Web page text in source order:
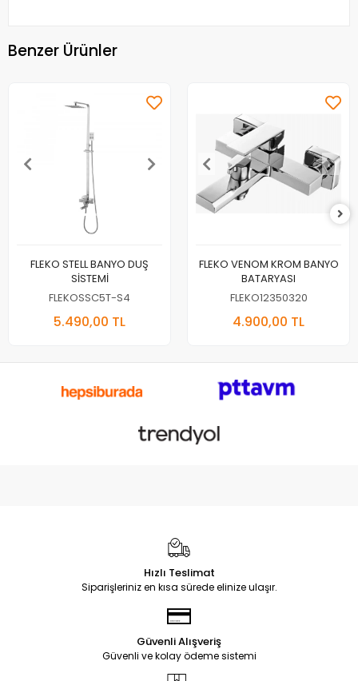
Benzer Ürünler
FLEKO STELL BANYO DUŞ
SİSTEMİ
FLEKOSSC5T-S4
5.490,00 TL
FLEKO VENOM KROM BANYO
BATARYASI
FLEKO12350320
4.900,00 TL
Hızlı Teslimat
Siparişleriniz en kısa sürede elinize ulaşır.
Güvenli Alışveriş
Güvenli ve kolay ödeme sistemi